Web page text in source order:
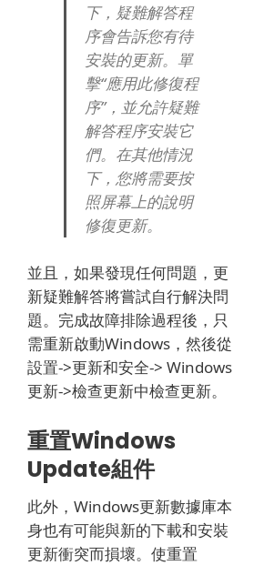
下，疑難解答程
序會告訴您有待
安裝的更新。 單
擊“應用此修復程
序”，並允許疑難
解答程序安裝它
們。 在其他情況
下，您將需要按
照屏幕上的說明
修復更新。
並且，如果發現任何問題，更
新疑難解答將嘗試自行解決問
題。 完成故障排除過程後，只
需重新啟動Windows，然後從
設置->更新和安全-> Windows
更新->檢查更新中檢查更新。
重置Windows
Update組件
此外，Windows更新數據庫本
身也有可能與新的下載和安裝
更新衝突而損壞。 使重置